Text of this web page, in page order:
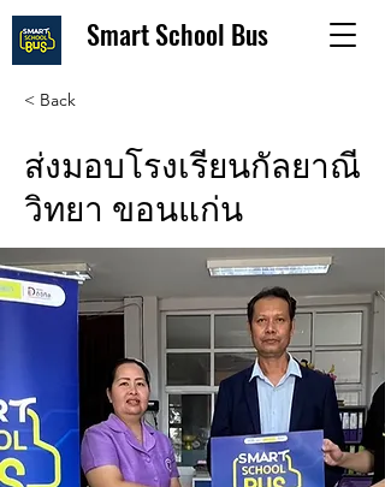
Smart School Bus
< Back
ส่งมอบโรงเรียนกัลยาณี
วิทยา ขอนแก่น